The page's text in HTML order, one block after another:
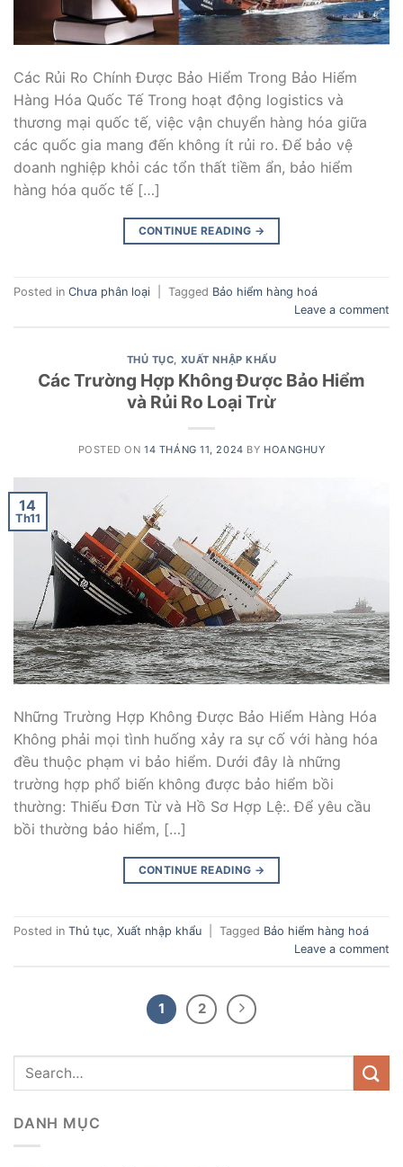
Các Rủi Ro Chính Được Bảo Hiểm Trong Bảo Hiểm
Hàng Hóa Quốc Tế Trong hoạt động logistics và
thương mại quốc tế, việc vận chuyển hàng hóa giữa
các quốc gia mang đến không ít rủi ro. Để bảo vệ
doanh nghiệp khỏi các tổn thất tiềm ẩn, bảo hiểm
hàng hóa quốc tế […]
CONTINUE READING →
Posted in Chưa phân loại Tagged Bảo hiểm hàng hoá
Leave a comment
THỦ TỤC XUẤT NHẬP KHẨU
Các Trường Hợp Không Được Bảo Hiểm
và Rủi Ro Loại Trừ
POSTED ON14 THÁNG 11, 2024 BY HOANGHUY
14
Th11
Những Trường Hợp Không Được Bảo Hiểm Hàng Hóa
Không phải mọi tình huống xảy ra sự cố với hàng hóa
đều thuộc phạm vi bảo hiểm. Dưới đây là những
trường hợp phổ biến không được bảo hiểm bồi
thường: Thiếu Đơn Từ và Hồ Sơ Hợp Lệ:. Để yêu cầu
bồi thường bảo hiểm, […]
CONTINUE READING →
Posted in Thủ tục, Xuất nhập khẩu Tagged Bảo hiểm hàng hoá
Leave a comment
1 2
DANH MỤC